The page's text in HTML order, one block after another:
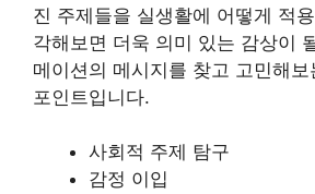
진 주제들을 실생활에 어떻게 적
각해보면 더욱 의미 있는 감상이
메이션의 메시지를 찾고 고민해
포인트입니다.
사회적 주제 탐구
감정 이입